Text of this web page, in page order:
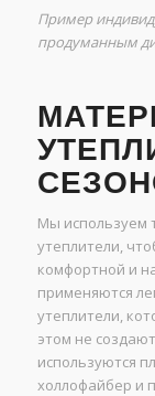
Пример
продуманным
Мы используем
утеплители,
комфортной и
применяются
утеплители,
этом не
используются
холлофайбер и